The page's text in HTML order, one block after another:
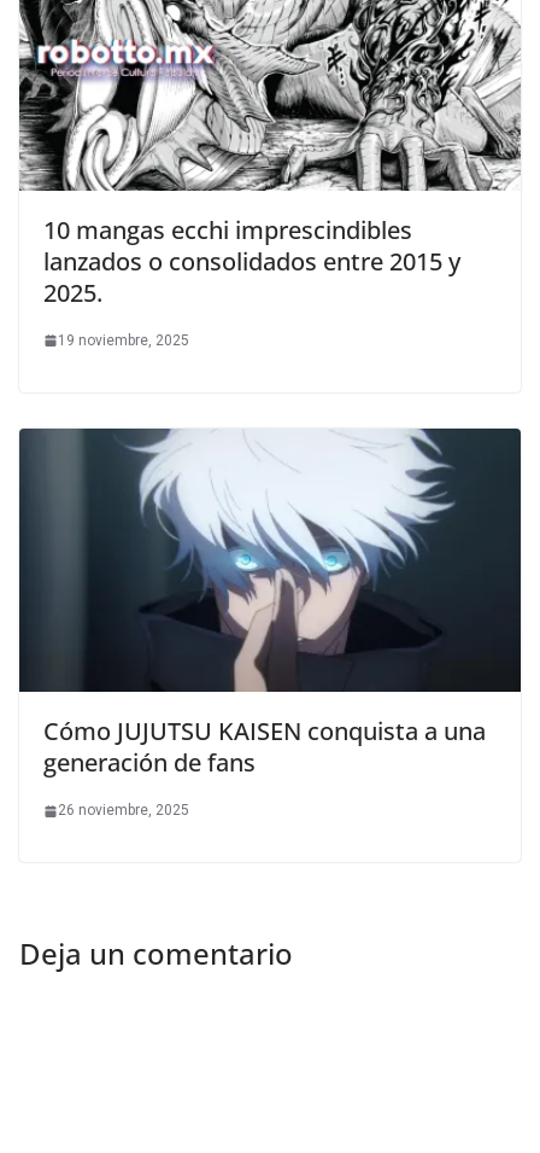
10 mangas ecchi imprescindibles
lanzados o consolidados entre 2015 y
2025.
19 noviembre, 2025
Cómo JUJUTSU KAISEN conquista a una
generación de fans
26 noviembre, 2025
Deja un comentario